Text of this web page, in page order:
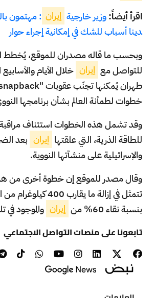
اقرأ أيضاً:وزير خارجية إيران : مهتمون
دينا أسباب للشك في إمكانية إجراء حوار
وبحسب ما قاله مصدران للموقع، يُخطط
للتواصل مع إيران خلال الأيام
خطوات لطمأنة العالم بشأن برنامجها
وقد تشمل هذه الخطوات استئناف مراقبة
للطاقة الذرية، التي علقتها إيران بعد
والإسرائيلية على منشآتها النووية.
وقال مصدر للموقع إن خطوة أخرى من
تتمثل في إزالة ما يقارب
بنسبة نقاء 60% من
إيران والموجود في
تابعونا على منصات التواصل الاجتماعي